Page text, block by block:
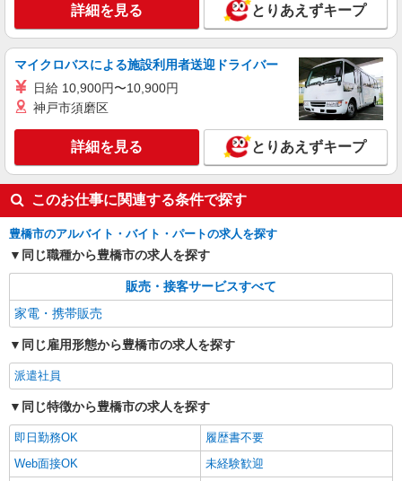
詳細を見る とりあえずキープ
マイクロバスによる施設利用者送迎ドライバー
日給 10,900円〜10,900円
神戸市須磨区
詳細を見る とりあえずキープ
このお仕事に関連する条件で探す
豊橋市のアルバイト・バイト・パートの求人を探す
同じ職種から豊橋市の求人を探す
販売・接客サービスすべて
家電・携帯販売
同じ雇用形態から豊橋市の求人を探す
派遣社員
同じ特徴から豊橋市の求人を探す
即日勤務OK
履歴書不要
Web面接OK
未経験歓迎